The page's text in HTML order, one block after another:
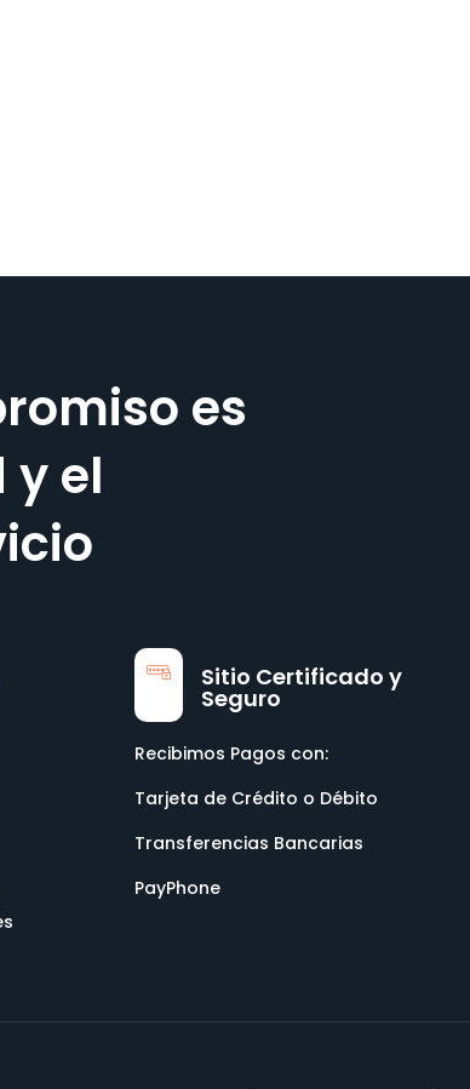
es
y el
Sitio Certificado y
Seguro
Recibimos Pagos con:
Tarjeta de Crédito o Débito
Transferencias Bancarias
PayPhone